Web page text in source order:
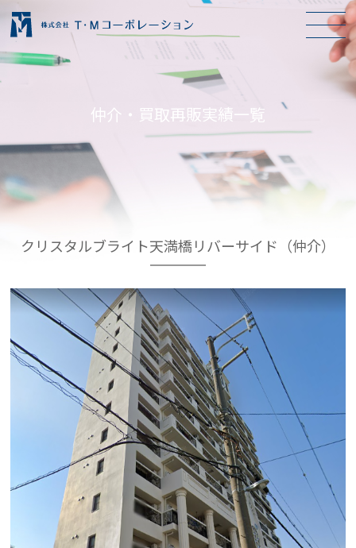
仲介・買取再販実績一覧
クリスタルブライト天満橋リバーサイド（仲介）